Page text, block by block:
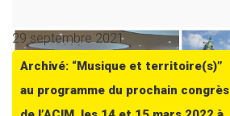
29 septembre 2021
Archivé: “Musique et territoire(s)”
au programme du prochain congrès